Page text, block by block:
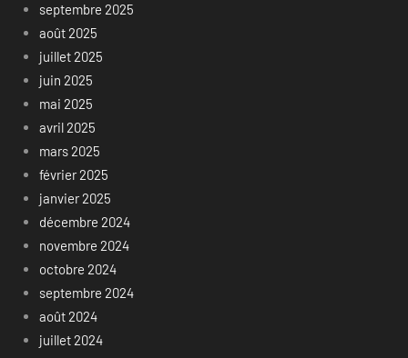
septembre 2025
août 2025
juillet 2025
juin 2025
mai 2025
avril 2025
mars 2025
février 2025
janvier 2025
décembre 2024
novembre 2024
octobre 2024
septembre 2024
août 2024
juillet 2024